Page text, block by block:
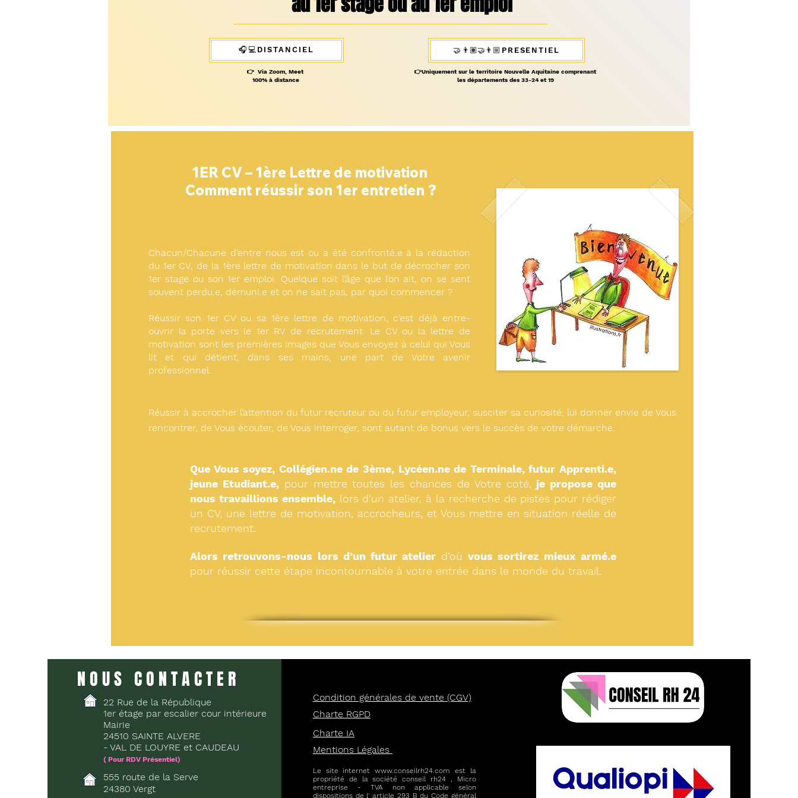
🎧💻DISTANCIEL
👉 Via Zoom, Meet
100% à distance
🤝👨🏽‍🤝‍👨🏼PRESENTIEL
👉Uniquement sur le territoire Nouvelle Aquitaine comprenant
les départements des 33-24 et 19
1ER CV – 1ère Lettre de motivation
Comment réussir son 1er entretien ?
Chacun/Chacune d’entre nous est ou a été confronté.e à la rédaction
du 1er CV, de la 1ère lettre de motivation dans le but de décrocher son
1er stage ou son 1er emploi. Quelque soit l’âge que l’on ait, on se sent
souvent perdu.e, démuni.e et on ne sait pas, par quoi commencer ?
Réussir son 1er CV ou sa 1ère lettre de motivation, c’est déjà entre-
ouvrir la porte vers le 1er RV de recrutement. Le CV ou la lettre de
motivation sont les premières images que Vous envoyez à celui qui Vous
lit et qui détient, dans ses mains, une part de Votre avenir
professionnel.
Réussir à accrocher l’attention du futur recruteur ou du futur employeur, susciter sa curiosité, lui donner envie de Vous
rencontrer, de Vous écouter, de Vous interroger, sont autant de bonus vers le succès de votre démarche.
Que Vous soyez, Collégien.ne de 3ème, Lycéen.ne de Terminale, futur Apprenti.e,
jeune Etudiant.e,pour mettre toutes les chances de Votre coté, je propose que
nous travaillions ensemble,lors d’un atelier, à la recherche de pistes pour rédiger
un CV, une lettre de motivation, accrocheurs, et Vous mettre en situation réelle de
recrutement.
Alors retrouvons-nous lors d’un futur atelier d’oùvous sortirez mieux armé.e
pour réussir cette étape incontournable à votre entrée dans le monde du travail.
NOUS CONTACTER
555 route de la Serve
24380 Vergt
22 Rue de la République
1er étage par escalier cour intérieure
Mairie
24510 SAINTE ALVERE
- VAL DE LOUYRE et CAUDEAU
( Pour RDV Présentiel)
Condition générales de vente (CGV)
Charte RGPD
Charte IA
Mentions Légales
Le site internetwww.conseilrh24.com est la
propriété de la société conseil rh24 , Micro
entreprise - TVA non applicable selon
dispositions de l' article 293 B du Code général